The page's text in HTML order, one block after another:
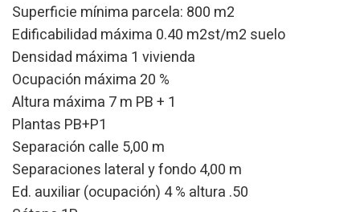
Superficie mínima parcela: 800 m2
Edificabilidad máxima 0.40 m2st/m2 suelo
Densidad máxima 1 vivienda
Ocupación máxima 20 %
Altura máxima 7 m PB + 1
Plantas PB+P1
Separación calle 5,00 m
Separaciones lateral y fondo 4,00 m
Ed. auxiliar (ocupación) 4 % altura .50